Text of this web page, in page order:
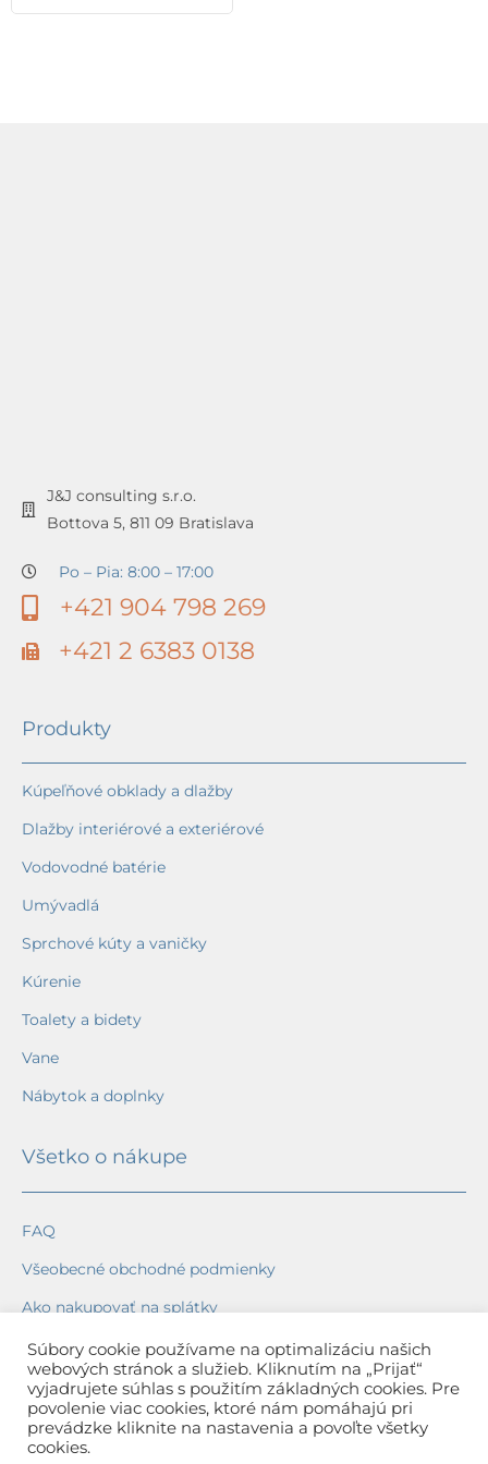
J&J consulting s.r.o.
Bottova 5, 811 09 Bratislava
Po – Pia: 8:00 – 17:00
+421 904 798 269
+421 2 6383 0138
Produkty
Kúpeľňové obklady a dlažby
Dlažby interiérové a exteriérové
Vodovodné batérie
Umývadlá
Sprchové kúty a vaničky
Kúrenie
Toalety a bidety
Vane
Nábytok a doplnky
Všetko o nákupe
FAQ
Všeobecné obchodné podmienky
Ako nakupovať na splátky
Ochrana osobných údajov
Reklamačný poriadok
Spôsob a cena dopravy
Súbory cookie používame na optimalizáciu našich
webových stránok a služieb. Kliknutím na „Prijať“
vyjadrujete súhlas s použitím základných cookies. Pre
povolenie viac cookies, ktoré nám pomáhajú pri
prevádzke kliknite na nastavenia a povoľte všetky
cookies.